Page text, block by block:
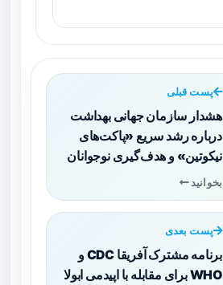
پست قبلی
هشدار سازمان جهانی بهداشت
درباره رشد سریع «پاکت‌های
نیکوتین» و هدف‌گیری نوجوانان
بخوانید
پست بعدی
برنامه مشترک آفریقا CDC و
WHO برای مقابله با اپیدمی ابولا